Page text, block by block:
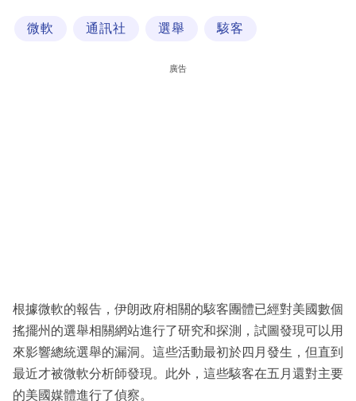
區
微軟 通訊社 選舉 駭客
廣告
根據微軟的報告，伊朗政府相關的駭客團體已經對美國數個
搖擺州的選舉相關網站進行了研究和探測，試圖發現可以用
來影響總統選舉的漏洞。這些活動最初於四月發生，但直到
最近才被微軟分析師發現。此外，這些駭客在五月還對主要
的美國媒體進行了偵察。